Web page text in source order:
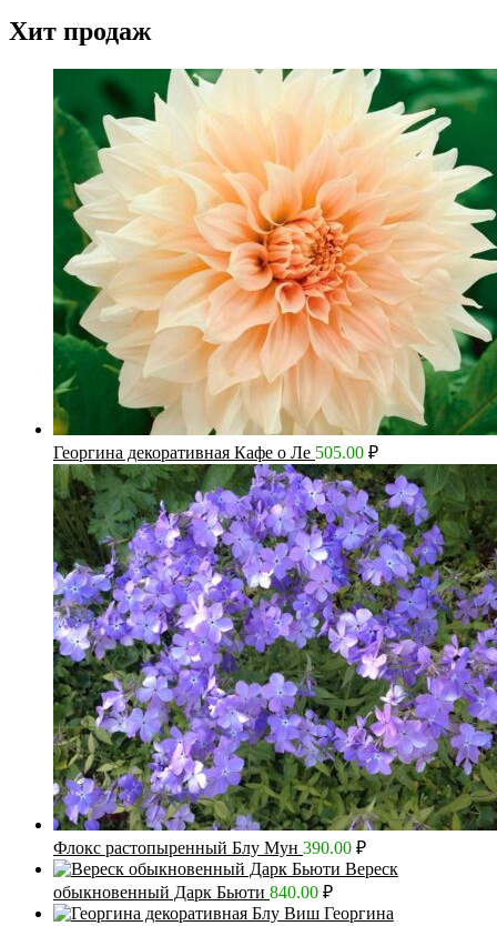
Хит продаж
Георгина декоративная Кафе о Ле 505.00 ₽
Флокс растопыренный Блу Мун 390.00 ₽
Вереск
обыкновенный Дарк Бьюти 840.00 ₽
Георгина